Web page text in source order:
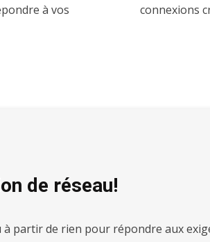
à vos
connexions
de réseau!
partir de rien pour répondre aux